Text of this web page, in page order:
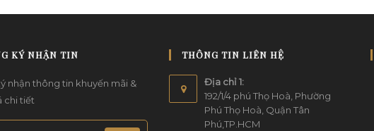
KÝ NHẬN TIN
nhận thông tin khuyến mãi &
chi tiết
THÔNG TIN LIÊN HỆ
Địa chỉ 1:
192/1/4 phú Thọ Hoà, Phường
Phú Thọ Hoà, Quận Tân
Phú,TP.HCM